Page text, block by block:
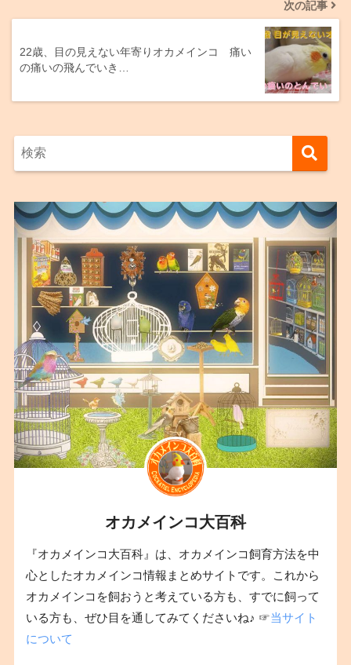
次の記事
22歳、目の見えない年寄りオカメインコ 痛い
の痛いの飛んでいき…
オカメインコ大百科
『オカメインコ大百科』は、オカメインコ飼育方法を中
心としたオカメインコ情報まとめサイトです。これから
オカメインコを飼おうと考えている方も、すでに飼って
いる方も、ぜひ目を通してみてくださいね♪ ☞当サイト
について